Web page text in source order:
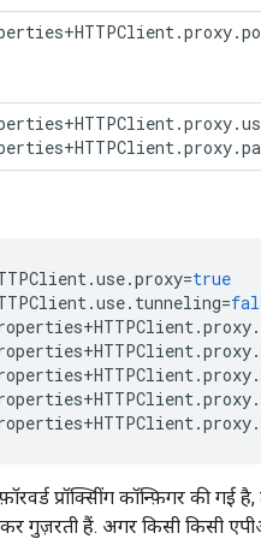
.use.proxy=true
.use. tunneling=
+HTTPClient.proxy.
+HTTPClient.proxy.
+HTTPClient.proxy.
+HTTPClient.proxy.
+HTTPClient.proxy.
प्रॉक्सीिंग कॉन्फ़िगर की गई
गुज़रती हैं. अगर किसी किसी